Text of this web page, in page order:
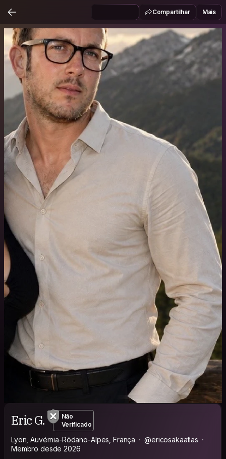
Compartilhar Mais
Eric G.
Não
Verificado
Lyon, Auvérnia-Ródano-Alpes, França
@ericosakaatlas
Membro desde 2026